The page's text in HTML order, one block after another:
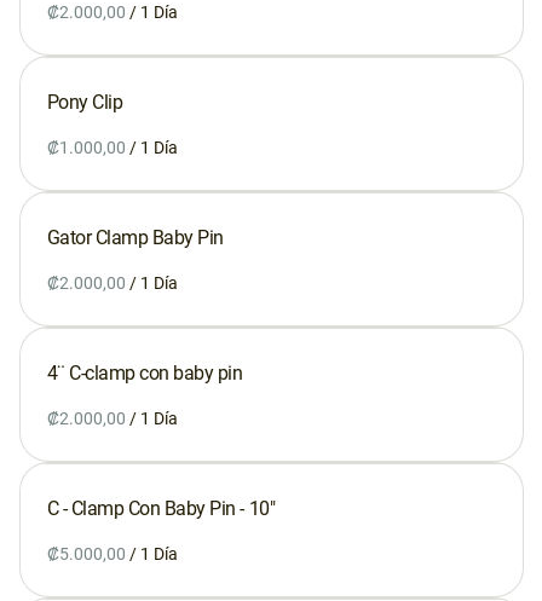
Contacto
Waze
Whatsapp
/
Pony Clip
/
Gator Clamp Baby Pin
/
4¨ C-clamp con baby pin
/
C - Clamp Con Baby Pin - 10"
/